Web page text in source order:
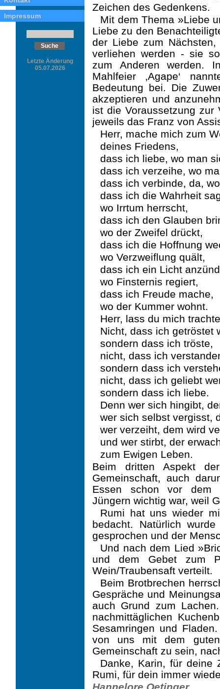
Impressum
Letzte Änderung
05.07.2026
Zeichen des Gedenkens.
Mit dem Thema »Liebe
Liebe zu den
der Liebe zum
verliehen werden - sie
zum Anderen werden.
Mahlfeier ‚Agape‘
Bedeutung bei. Die
akzeptieren und
ist die Voraussetzung zur
jeweils das Franz von
Herr, mache mich zum
deines Friedens,
dass ich liebe, wo man
dass ich verzeihe, wo
dass ich verbinde, da,
dass ich die Wahrheit
wo Irrtum herrscht,
dass ich den Glauben
wo der Zweifel drückt,
dass ich die Hoffnung
wo Verzweiflung quält,
dass ich ein Licht
wo Finsternis regiert,
dass ich Freude mache,
wo der Kummer wohnt.
Herr, lass du mich
Nicht, dass ich getröstet
sondern dass ich tröste,
nicht, dass ich
sondern dass ich
nicht, dass ich geliebt
sondern dass ich liebe.
Denn wer sich hingibt,
wer sich selbst vergisst,
wer verzeiht, dem wird
und wer stirbt, der
zum Ewigen Leben.
Beim dritten Aspekt
Gemeinschaft, auch
Essen schon vor dem
Jüngern wichtig war, weil
Rumi hat uns wieder
bedacht. Natürlich
gesprochen und der
Und nach dem Lied
und dem Gebet zum
Wein/Traubensaft verteilt.
Beim Brotbrechen
Gespräche und
auch Grund zum
nachmittäglichen
Sesamringen und
von uns mit dem
Gemeinschaft zu sein,
Danke, Karin, für deine
Rumi, für dein immer